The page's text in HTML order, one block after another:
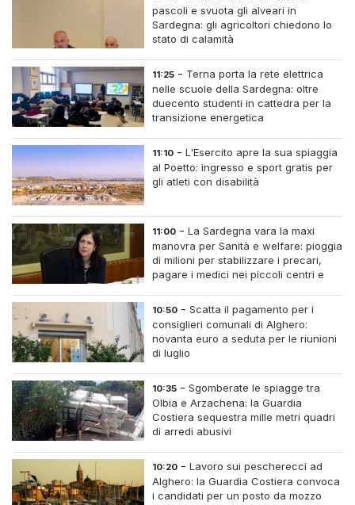
pascoli e svuota gli alveari in
Sardegna: gli agricoltori chiedono lo
stato di calamità
11:25 - Terna porta la rete elettrica
nelle scuole della Sardegna: oltre
duecento studenti in cattedra per la
transizione energetica
11:10 -L'Esercito apre la sua spiaggia
al Poetto: ingresso e sport gratis per
gli atleti con disabilità
11:00 -La Sardegna vara la maxi
manovra per Sanità e welfare: pioggia
di milioni per stabilizzare i precari,
pagare i medici nei piccoli centri e
10:50 -Scatta il pagamento per i
consiglieri comunali di Alghero:
novanta euro a seduta per le riunioni
di luglio
10:35 -Sgomberate le spiagge tra
Olbia e Arzachena: la Guardia
Costiera sequestra mille metri quadri
di arredi abusivi
10:20 -Lavoro sui pescherecci ad
Alghero: la Guardia Costiera convoca
i candidati per un posto da mozzo